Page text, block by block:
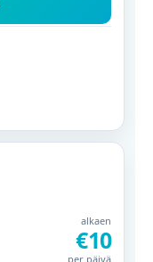
alkaen
€10
per päivä